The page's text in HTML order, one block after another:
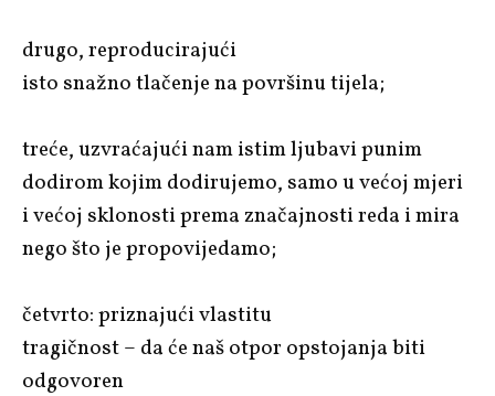
drugo, reproducirajući
isto snažno tlačenje na površinu tijela;
treće, uzvraćajući nam istim ljubavi punim
dodirom kojim dodirujemo, samo u većoj mjeri
i većoj sklonosti prema značajnosti reda i mira
nego što je propovijedamo;
četvrto: priznajući vlastitu
tragičnost – da će naš otpor opstojanja biti
odgovoren